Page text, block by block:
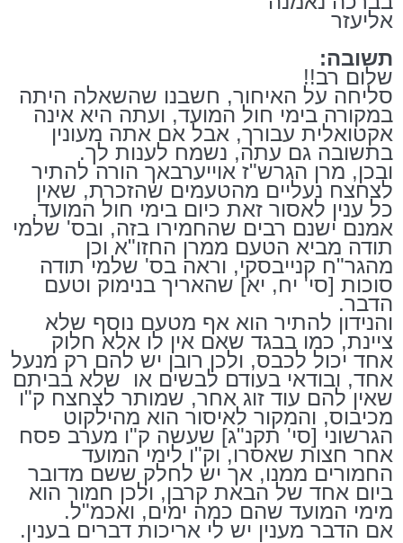
אליעזר
תשובה:
שלום רב!!
סליחה על האיחור, חשבנו שהשאלה היתה
במקורה בימי חול המועד, ועתה היא אינה
אקטואלית עבורך, אבל אם אתה מעונין
בתשובה גם עתה, נשמח לענות לך.
ובכן, מרן הגרש"ז אוייערבאך הורה להתיר
לצחצח נעליים מהטעמים שהזכרת, שאין
כל ענין לאסור זאת כיום בימי חול המועד.
אמנם ישנם רבים שהחמירו בזה, ובס' שלמי
תודה מביא הטעם ממרן החזו"א וכן
מהגר"ח קנייבסקי, וראה בס' שלמי תודה
סוכות [סי' יח, יא] שהאריך בנימוק וטעם
הדבר.
והנידון להתיר הוא אף מטעם נוסף שלא
ציינת, כמו בבגד שאם אין לו אלא חלוק
אחד יכול לכבס, ולכן רובן יש להם רק מנעל
אחד, ובודאי בעודם לבשים או שלא בביתם
שאין להם עוד זוג אחר, שמותר לצחצח ק"ו
מכיבוס, והמקור לאיסור הוא מהילקוט
הגרשוני [סי' תקנ"ג] שעשה ק"ו מערב פסח
אחר חצות שאסרו, וק"ו לימי המועד
החמורים ממנו, אך יש לחלק ששם מדובר
ביום אחד של הבאת קרבן, ולכן חמור הוא
מימי המועד שהם כמה ימים, ואכמ"ל.
אם הדבר מענין יש לי אריכות דברים בענין.